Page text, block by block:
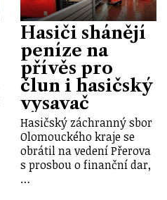
Hasiči shánějí
peníze na
přívěs pro
člun i hasičský
vysavač
Hasičský záchranný sbor
Olomouckého kraje se
obrátil na vedení Přerova
s prosbou o finanční dar,
…